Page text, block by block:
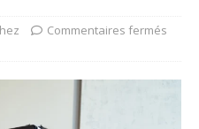
Commentaires fermés